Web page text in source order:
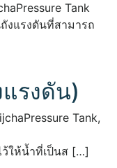
Pressure Tank
งแรงดันที่สามารถ
รงดัน)
Pressure Tank,
ว้ให้น้ำที่เป็นส […]